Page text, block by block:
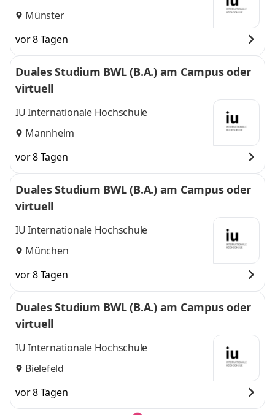
Münster
vor 8 Tagen
Duales Studium BWL (B.A.) am Campus oder
virtuell
IU Internationale Hochschule
Mannheim
vor 8 Tagen
Duales Studium BWL (B.A.) am Campus oder
virtuell
IU Internationale Hochschule
München
vor 8 Tagen
Duales Studium BWL (B.A.) am Campus oder
virtuell
IU Internationale Hochschule
Bielefeld
vor 8 Tagen